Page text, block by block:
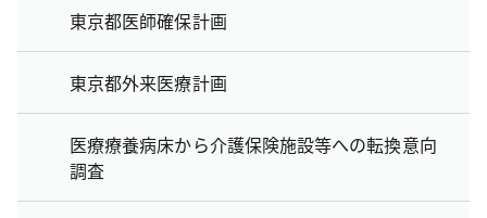
東京都医師確保計画
東京都外来医療計画
医療療養病床から介護保険施設等への転換意向
調査